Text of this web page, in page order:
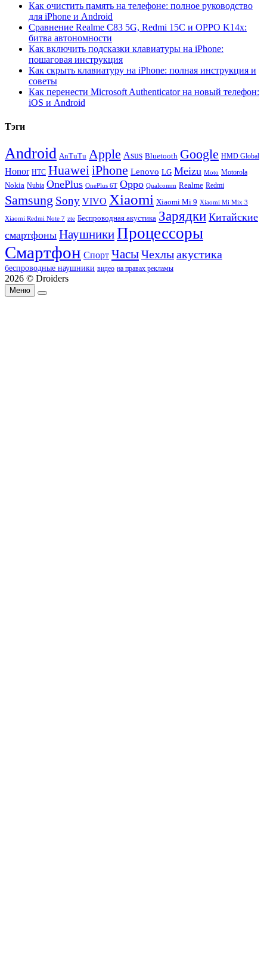
Как очистить память на телефоне: полное руководство
для iPhone и Android
Сравнение Realme C83 5G, Redmi 15C и OPPO K14x:
битва автономности
Как включить подсказки клавиатуры на iPhone:
пошаговая инструкция
Как скрыть клавиатуру на iPhone: полная инструкция и
советы
Как перенести Microsoft Authenticator на новый телефон:
iOS и Android
Тэги
Android AnTuTu Apple Asus Bluetooth Google HMD Global
Honor HTC HuaweiiPhone Lenovo LG Meizu Moto Motorola
Nokia Nubia OnePlus OnePlus 6T Oppo Qualcomm Realme Redmi
Samsung Sony VIVO Xiaomi Xiaomi Mi 9 Xiaomi Mi Mix 3
Xiaomi Redmi Note 7 zte Беспроводная акустика Зарядки Китайские
смартфоны НаушникиПроцессоры
Смартфон Спорт ЧасыЧехлыакустика
беспроводные наушники видео на правах рекламы
2026 © Droiders
Меню